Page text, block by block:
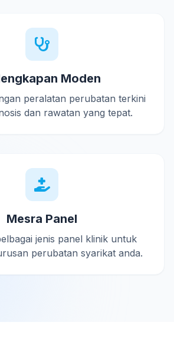
Moden
peralatan perubatan terkini
dan rawatan yang tepat.
Mesra Panel
jenis panel klinik untuk
perubatan syarikat anda.